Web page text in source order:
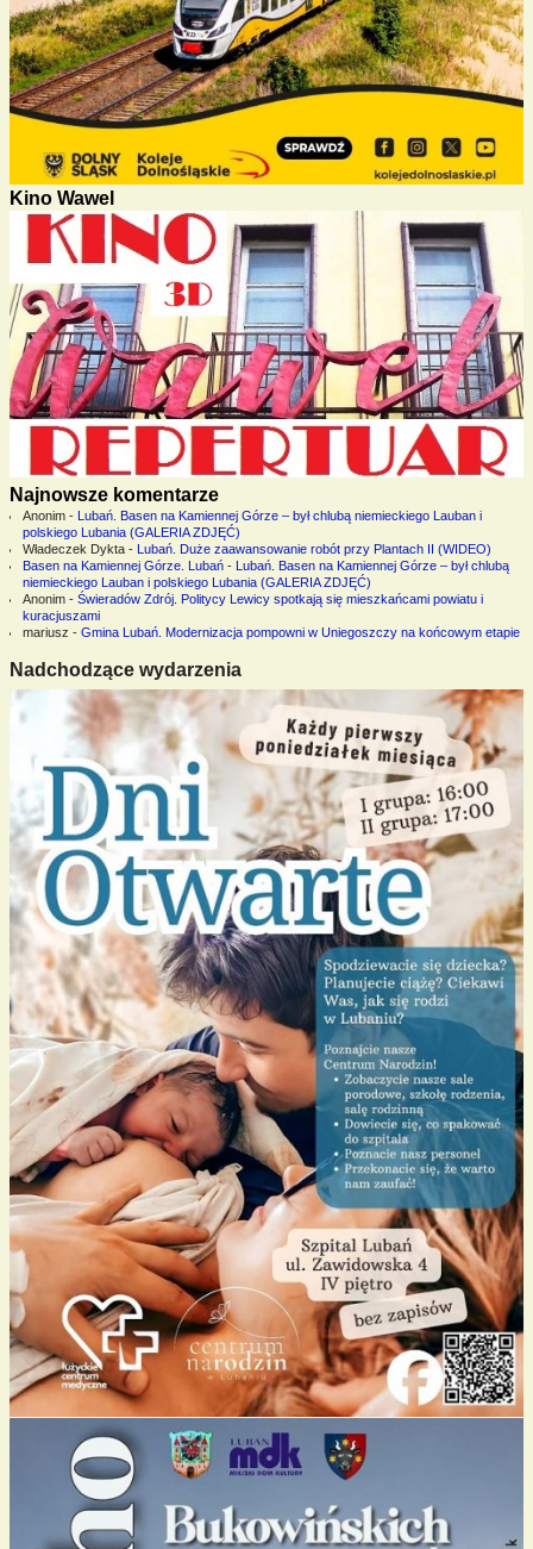
Kino Wawel
Najnowsze komentarze
Anonim-
Lubań. Basen na Kamiennej Górze – był chlubą niemieckiego Lauban i
polskiego Lubania (GALERIA ZDJĘĆ)
Władeczek Dykta-
Lubań. Duże zaawansowanie robót przy Plantach II (WIDEO)
Basen na Kamiennej Górze. Lubań-
Lubań. Basen na Kamiennej Górze – był chlubą
niemieckiego Lauban i polskiego Lubania (GALERIA ZDJĘĆ)
Anonim- Świeradów Zdrój. Politycy Lewicy spotkają się mieszkańcami powiatu i
kuracjuszami
mariusz - Gmina Lubań. Modernizacja pompowni w Uniegoszczy na końcowym etapie
Nadchodzące wydarzenia